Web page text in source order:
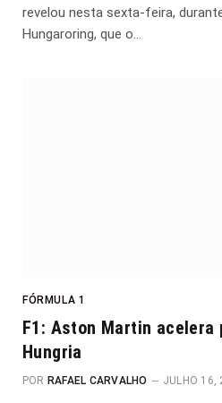
revelou nesta sexta-feira,
Hungaroring, que o…
FÓRMULA 1
F1: Aston Martin acelera
Hungria
POR RAFAEL CARVALHO JULHO 16,